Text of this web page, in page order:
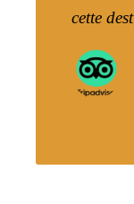
cette